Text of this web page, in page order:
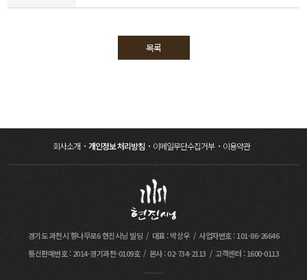
목록
회사소개 개인정보 처리방침 이메일무단수집거부 이용약관
경기도 과천시 향나무로6 현진시닝 빌딩 대표 : 박상우
사업자번호 : 101-86-26646
통신판매번호 : 2014-경기과천-0109호
본사 : 02-734-2113 고객센터 : 1600-0113